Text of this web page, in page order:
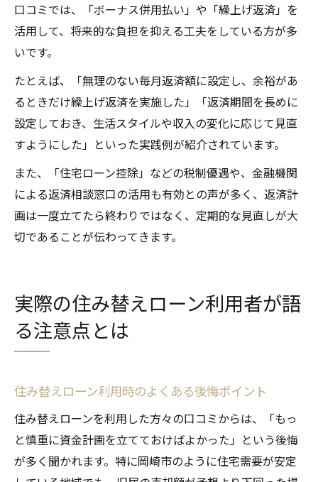
口コミでは、「ボーナス併用払い」や「繰上げ返済」を
活用して、将来的な負担を抑える工夫をしている方が多
いです。
たとえば、「無理のない毎月返済額に設定し、余裕があ
るときだけ繰上げ返済を実施した」「返済期間を長めに
設定しておき、生活スタイルや収入の変化に応じて見直
すようにした」といった実践例が紹介されています。
また、「住宅ローン控除」などの税制優遇や、金融機関
による返済相談窓口の活用も有効との声が多く、返済計
画は一度立てたら終わりではなく、定期的な見直しが大
切であることが伝わってきます。
実際の住み替えローン利用者が語
る注意点とは
住み替えローン利用時のよくある後悔ポイント
住み替えローンを利用した方々の口コミからは、「もっ
と慎重に資金計画を立てておけばよかった」という後悔
が多く聞かれます。特に岡崎市のように住宅需要が安定